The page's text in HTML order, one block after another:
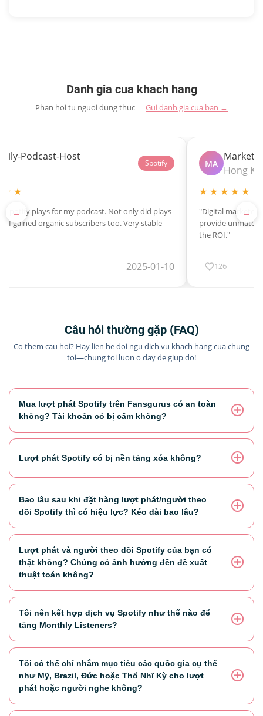
Danh gia cua khach hang
Phan hoi tu nguoi dung thuc Gui danh gia cua ban →
←
Podcast-Host
Spotify
★ ★
Spotify plays for my podcast. Not only did plays
I gained organic subscribers too. Very stable
2025-01-10
MA
Hong
★ ★ ★ ★ ★
"Digital marketer
provide
the ROI."
126
→
Câu hỏi thường gặp (FAQ)
Co them cau hoi? Hay lien he doi ngu dich vu khach hang cua chung
toi—chung toi luon o day de giup do!
Mua lượt phát Spotify trên Fansgurus có an toàn
không? Tài khoản có bị cấm không?
Lượt phát Spotify có bị nền tảng xóa không?
Bao lâu sau khi đặt hàng lượt phát/người theo
dõi Spotify thì có hiệu lực? Kéo dài bao lâu?
Lượt phát và người theo dõi Spotify của bạn có
thật không? Chúng có ảnh hưởng đến đề xuất
thuật toán không?
Tôi nên kết hợp dịch vụ Spotify như thế nào để
tăng Monthly Listeners?
Tôi có thể chỉ nhắm mục tiêu các quốc gia cụ thể
như Mỹ, Brazil, Đức hoặc Thổ Nhĩ Kỳ cho lượt
phát hoặc người nghe không?